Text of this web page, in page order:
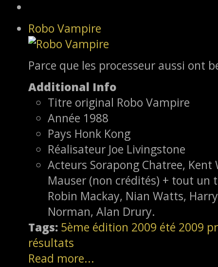
Robo Vampire
Parce que les processeur aussi ont
Additional Info
Titre original Robo Vampire
Année 1988
Pays Honk Kong
Réalisateur Joe Livingstone
Acteurs Sorapong Chatree, Kent
Mauser (non crédités) + tout un
Robin Mackay, Nian Watts,
Norman, Alan Drury.
Tags: 5ème édition 2009 été 2009
résultats
Read more...